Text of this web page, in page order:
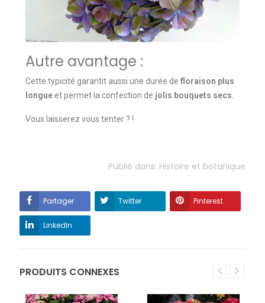
Autre avantage :
Cette typicité garantit aussi une durée de floraison plus
longueet permet la confection de jolis bouquets secs.
Vous laisserez vous tenter ? !
Publié dans: Histoire et botanique
Partager Twitter Pinterest
LinkedIn
PRODUITS CONNEXES